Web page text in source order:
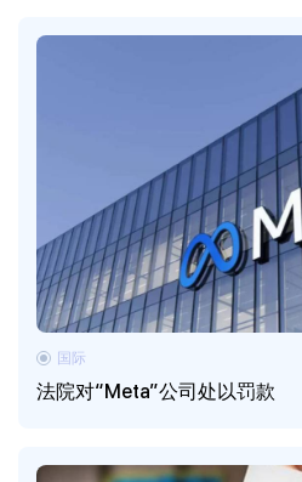
法院对“Meta”公司处以罚款
国际